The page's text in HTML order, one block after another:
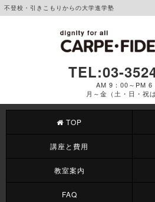
不登校・引きこもりからの大学進学塾
TEL:03-
AM 9：00～PM 6
月～金（土・日・祝
TOP
講座と費用
教室案内
FAQ